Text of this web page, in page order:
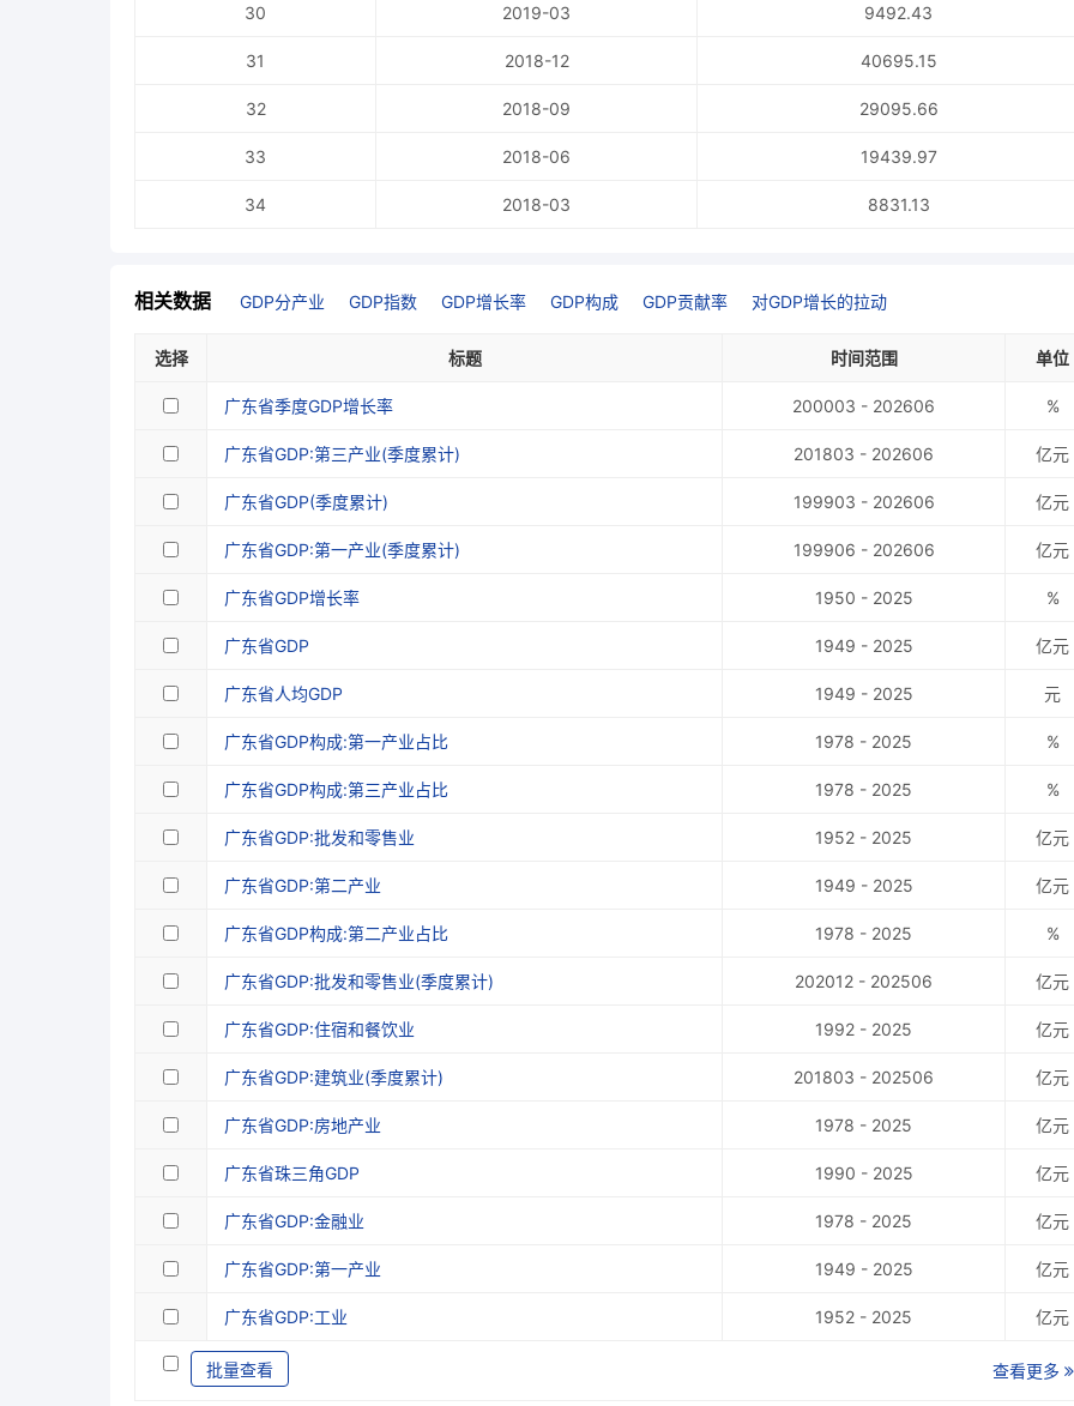
30 2019-03 9492.43
31 2018-12 40695.15
32 2018-09 29095.66
33 2018-06 19439.97
34 2018-03 8831.13
相关数据 GDP分产业 GDP指数 GDP增长率 GDP构成 GDP贡献率 对GDP增长的拉动
选择 标题 时间范围 单位
广东省季度GDP增长率 200003 - 202606 %
广东省GDP:第三产业(季度累计) 201803 - 202606 亿元
广东省GDP(季度累计) 199903 - 202606 亿元
广东省GDP:第一产业(季度累计) 199906 - 202606 亿元
广东省GDP增长率 1950 - 2025 %
广东省GDP 1949 - 2025 亿元
广东省人均GDP 1949 - 2025 元
广东省GDP构成:第一产业占比 1978 - 2025 %
广东省GDP构成:第三产业占比 1978 - 2025 %
广东省GDP:批发和零售业 1952 - 2025 亿元
广东省GDP:第二产业 1949 - 2025 亿元
广东省GDP构成:第二产业占比 1978 - 2025 %
广东省GDP:批发和零售业(季度累计) 202012 - 202506 亿元
广东省GDP:住宿和餐饮业 1992 - 2025 亿元
广东省GDP:建筑业(季度累计) 201803 - 202506 亿元
广东省GDP:房地产业 1978 - 2025 亿元
广东省珠三角GDP 1990 - 2025 亿元
广东省GDP:金融业 1978 - 2025 亿元
广东省GDP:第一产业 1949 - 2025 亿元
广东省GDP:工业 1952 - 2025 亿元
批量查看 查看更多